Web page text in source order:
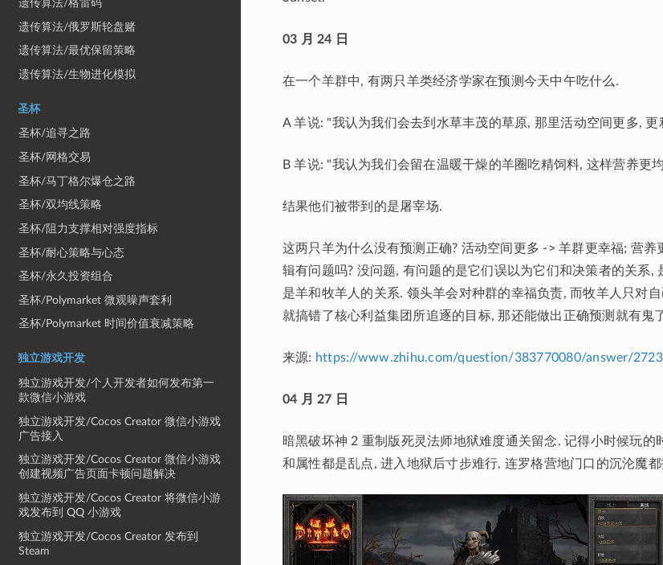
遗传算法/格雷码
遗传算法/俄罗斯轮盘赌
遗传算法/最优保留策略
遗传算法/生物进化模拟
圣杯
圣杯/追寻之路
圣杯/网格交易
圣杯/马丁格尔爆仓之路
圣杯/双均线策略
圣杯/阻力支撑相对强度指标
圣杯/耐心策略与心态
圣杯/永久投资组合
圣杯/Polymarket 微观噪声套利
圣杯/Polymarket 时间价值衰减策略
独立游戏开发
独立游戏开发/个人开发者如何发布第一
款微信小游戏
独立游戏开发/Cocos Creator 微信小游戏
广告接入
独立游戏开发/Cocos Creator 微信小游戏
创建视频广告页面卡顿问题解决
独立游戏开发/Cocos Creator 将微信小游
戏发布到 QQ 小游戏
独立游戏开发/Cocos Creator 发布到
Steam
03 月 24 日
在一个羊群中, 有两只羊类经济学家在预测今天中午吃什么.
A 羊说: "我认为我们会去到水草丰茂的草原, 那里活动空间更多, 更
B 羊说: "我认为我们会留在温暖干燥的羊圈吃精饲料, 这样营养更
结果他们被带到的是屠宰场.
这两只羊为什么没有预测正确? 活动空间更多 -> 羊群更幸福; 营
辑有问题吗? 没问题, 有问题的是它们误以为它们和决策者的关系,
是羊和牧羊人的关系. 领头羊会对种群的幸福负责, 而牧羊人只对
就搞错了核心利益集团所追逐的目标, 那还能做出正确预测就有鬼
来源: https://www.zhihu.com/question/383770080/answer/
04 月 27 日
暗黑破坏神 2 重制版死灵法师地狱难度通关留念. 记得小时候玩的
和属性都是乱点, 进入地狱后寸步难行, 连罗格营地门口的沉沦魔